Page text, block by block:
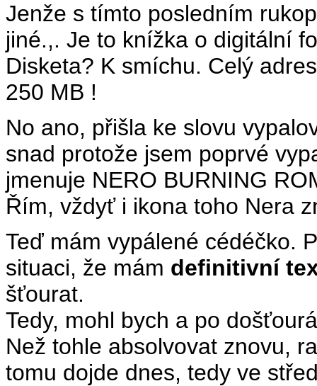
Jenže s tímto posledním
jiné.,. Je to knížka o digitální
Disketa? K smíchu. Celý
250 MB !
No ano, přišla ke slovu
snad protože jsem poprvé
jmenuje NERO BURNING
Řím, vždyť i ikona toho Nera
Teď mám vypálené cédéčko.
situaci, že mám definitivní
šťourat.
Tedy, mohl bych a po
Než tohle absolvovat znovu,
tomu dojde dnes, tedy ve